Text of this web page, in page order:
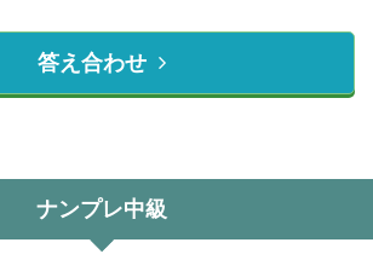
答え合わせ
ナンプレ中級